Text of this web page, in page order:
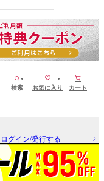
検索 お気に入り カート
ログイン/発行する